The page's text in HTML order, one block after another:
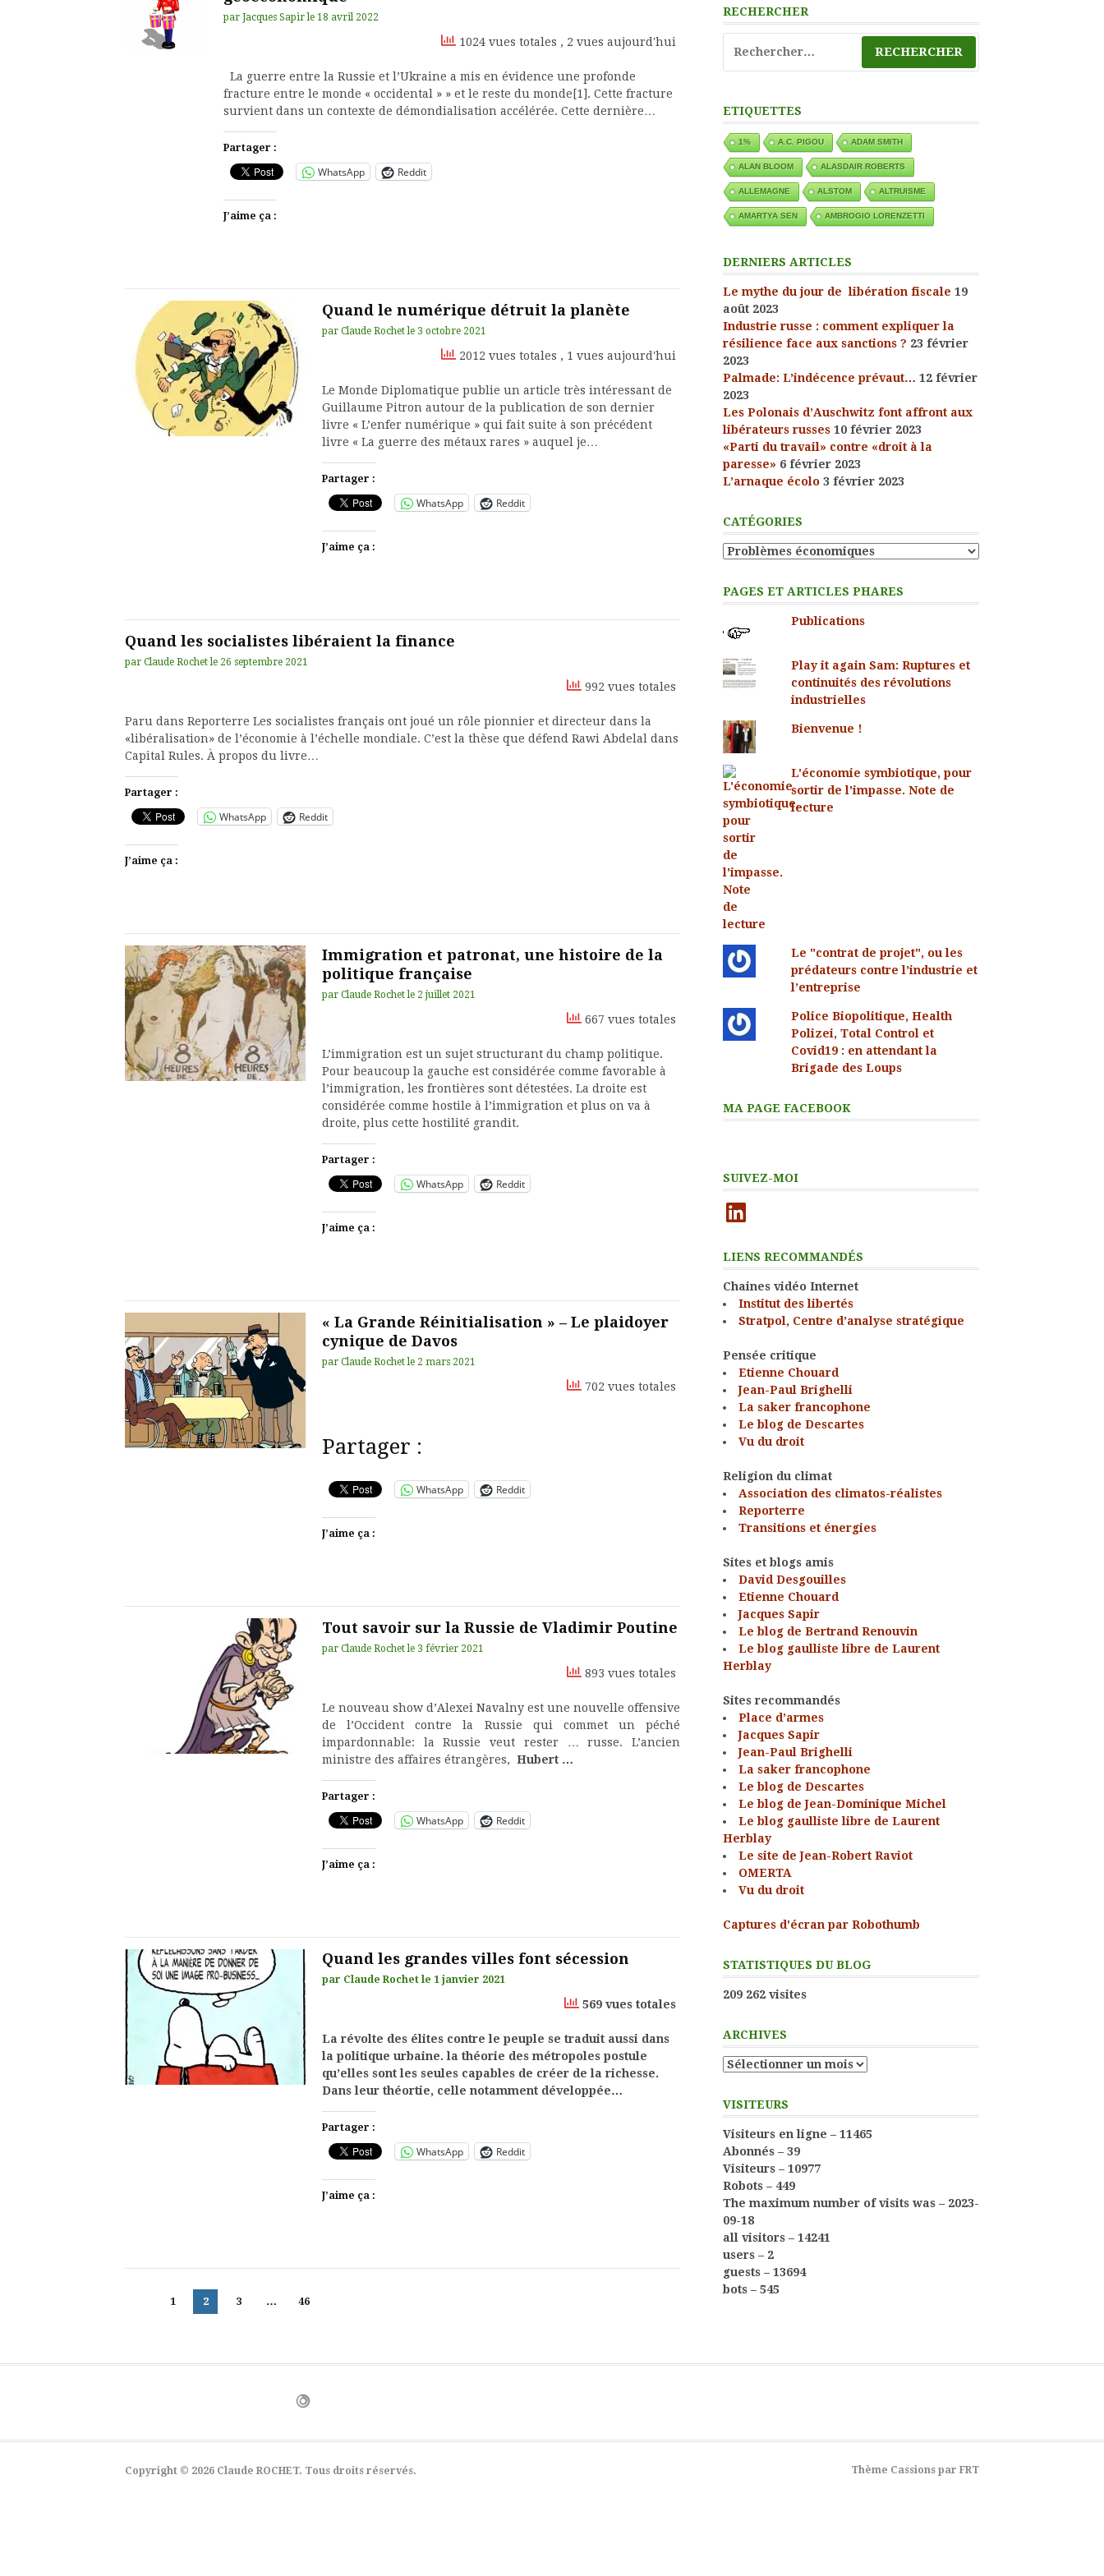
par Jacques Sapir le 18 avril 2022
1024 vues totales , 2 vues aujourd'hui
La guerre entre la Russie et l’Ukraine a mis en évidence une profonde
fracture entre le monde « occidental » » et le reste du monde[1]. Cette fracture
survient dans un contexte de démondialisation accélérée. Cette dernière…
Partager :
WhatsApp Reddit
J’aime ça :
Quand le numérique détruit la planète
par Claude Rochet le 3 octobre 2021
2012 vues totales , 1 vues aujourd'hui
Le Monde Diplomatique publie un article très intéressant de
Guillaume Pitron autour de la publication de son dernier
livre « L’enfer numérique » qui fait suite à son précédent
livre « La guerre des métaux rares » auquel je…
Partager :
WhatsApp Reddit
J’aime ça :
Quand les socialistes libéraient la finance
par Claude Rochet le 26 septembre 2021
992 vues totales
Paru dans Reporterre Les socialistes français ont joué un rôle pionnier et directeur dans la
«libéralisation» de l’économie à l’échelle mondiale. C’est la thèse que défend Rawi Abdelal dans
Capital Rules. À propos du livre…
Partager :
WhatsApp Reddit
J’aime ça :
Immigration et patronat, une histoire de la
politique française
par Claude Rochet le 2 juillet 2021
667 vues totales
L’immigration est un sujet structurant du champ politique.
Pour beaucoup la gauche est considérée comme favorable à
l’immigration, les frontières sont détestées. La droite est
considérée comme hostile à l’immigration et plus on va à
droite, plus cette hostilité grandit.
Partager :
WhatsApp Reddit
J’aime ça :
« La Grande Réinitialisation » – Le plaidoyer
cynique de Davos
par Claude Rochet le 2 mars 2021
702 vues totales
Partager :
WhatsApp Reddit
J’aime ça :
Tout savoir sur la Russie de Vladimir Poutine
par Claude Rochet le 3 février 2021
893 vues totales
Le nouveau show d’Alexei Navalny est une nouvelle offensive
de l’Occident contre la Russie qui commet un péché
impardonnable: la Russie veut rester … russe. L’ancien
ministre des affaires étrangères, Hubert …
Partager :
WhatsApp Reddit
J’aime ça :
Quand les grandes villes font sécession
par Claude Rochet le 1 janvier 2021
569 vues totales
La révolte des élites contre le peuple se traduit aussi dans
la politique urbaine. la théorie des métropoles postule
qu’elles sont les seules capables de créer de la richesse.
Dans leur théortie, celle notamment développée…
Partager :
WhatsApp Reddit
J’aime ça :
Pagination
Page
1 Page
2 Page
3 … Page
46
RECHERCHER
ETIQUETTES
1% A.C. PIGOU ADAM SMITH
ALAN BLOOM ALASDAIR ROBERTS
ALLEMAGNE ALSTOM ALTRUISME
AMARTYA SEN AMBROGIO LORENZETTI
DERNIERS ARTICLES
Le mythe du jour de libération fiscale 19
août 2023
Industrie russe : comment expliquer la
résilience face aux sanctions ? 23 février
2023
Palmade: L’indécence prévaut… 12 février
2023
Les Polonais d’Auschwitz font affront aux
libérateurs russes 10 février 2023
«Parti du travail» contre «droit à la
paresse» 6 février 2023
L’arnaque écolo 3 février 2023
CATÉGORIES
Catégories
PAGES ET ARTICLES PHARES
Publications
Play it again Sam: Ruptures et
continuités des révolutions
industrielles
Bienvenue !
L'économie symbiotique, pour
sortir de l'impasse. Note de
lecture
Le "contrat de projet", ou les
prédateurs contre l’industrie et
l’entreprise
Police Biopolitique, Health
Polizei, Total Control et
Covid19 : en attendant la
Brigade des Loups
MA PAGE FACEBOOK
SUIVEZ-MOI
LinkedIn
LIENS RECOMMANDÉS
Chaines vidéo Internet
Institut des libertés
Stratpol, Centre d’analyse stratégique
Pensée critique
Etienne Chouard
Jean-Paul Brighelli
La saker francophone
Le blog de Descartes
Vu du droit
Religion du climat
Association des climatos-réalistes
Reporterre
Transitions et énergies
Sites et blogs amis
David Desgouilles
Etienne Chouard
Jacques Sapir
Le blog de Bertrand Renouvin
Le blog gaulliste libre de Laurent
Herblay
Sites recommandés
Place d’armes
Jacques Sapir
Jean-Paul Brighelli
La saker francophone
Le blog de Descartes
Le blog de Jean-Dominique Michel
Le blog gaulliste libre de Laurent
Herblay
Le site de Jean-Robert Raviot
OMERTA
Vu du droit
Captures d'écran par Robothumb
STATISTIQUES DU BLOG
209 262 visites
ARCHIVES
Archives
VISITEURS
Visiteurs en ligne – 11465
Abonnés – 39
Visiteurs – 10977
Robots – 449
The maximum number of visits was – 2023-
09-18
all visitors – 14241
users – 2
guests – 13694
bots – 545
Copyright © 2026 Claude ROCHET. Tous droits réservés. Thème Cassions par FRT